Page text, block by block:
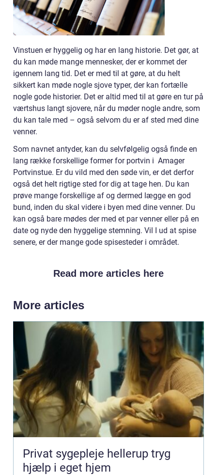
Vinstuen er hyggelig og har en lang historie. Det gør, at
du kan møde mange mennesker, der er kommet der
igennem lang tid. Det er med til at gøre, at du helt
sikkert kan møde nogle sjove typer, der kan fortælle
nogle gode historier. Det er altid med til at gøre en tur på
værtshus langt sjovere, når du møder nogle andre, som
du kan tale med – også selvom du er af sted med dine
venner.
Som navnet antyder, kan du selvfølgelig også finde en
lang række forskellige former for portvin i Amager
Portvinstue. Er du vild med den søde vin, er det derfor
også det helt rigtige sted for dig at tage hen. Du kan
prøve mange forskellige af og dermed lægge en god
bund, inden du skal videre i byen med dine venner. Du
kan også bare mødes der med et par venner eller på en
date og nyde den hyggelige stemning. Vil I ud at spise
senere, er der mange gode spisesteder i området.
Read more articles here
More articles
Privat sygepleje hellerup tryg
hjælp i eget hjem